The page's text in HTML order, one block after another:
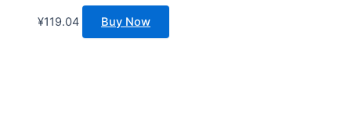
¥119.04 Buy Now